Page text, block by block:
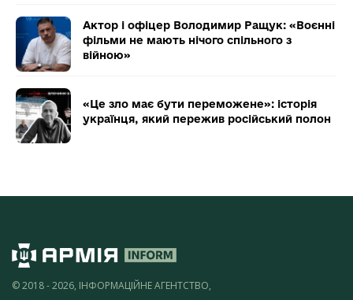
Актор і офіцер Володимир Ращук: «Воєнні
фільми не мають нічого спільного з
війною»
«Це зло має бути переможене»: історія
українця, який пережив російський полон
© 2018 - 2026, ІНФОРМАЦІЙНЕ АГЕНТСТВО,